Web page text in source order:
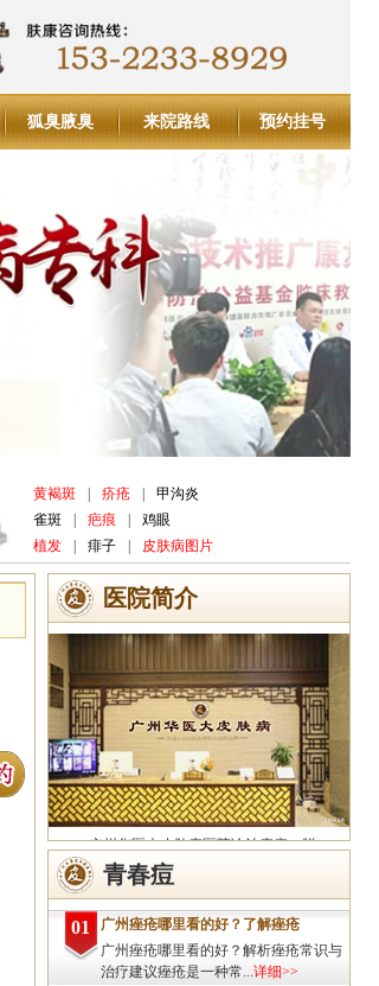
狐臭腋臭 来院路线 预约挂号
黄褐斑 疥疮
甲沟炎
雀斑
疤痕
鸡眼
植发
痱子 皮肤病图片
医院简介
广州华医大皮肤病医院诊治痤疮、脱
发、灰指甲、荨麻疹、湿疹、皮炎、斑秃、
皮肤过敏、扁平疣、带状疱疹、皮肤瘙痒、
皮肤过敏等皮肤疾病的治疗方面...详细>>
青春痘
01
广州痤疮哪里看的好？了解痤疮
广州痤疮哪里看的好？解析痤疮常识与
治疗建议痤疮是一种常...详细>>